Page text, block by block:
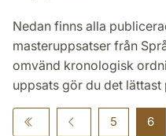
Nedan finns alla
masteruppsatser från
omvänd kronologisk
uppsats gör du det lättast
5 6